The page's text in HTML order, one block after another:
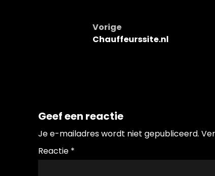
Bericht
Vorige
Chauffeurssite.nl
Geef een reactie
Je e-mailadres wordt niet gepubliceerd.
Reactie *